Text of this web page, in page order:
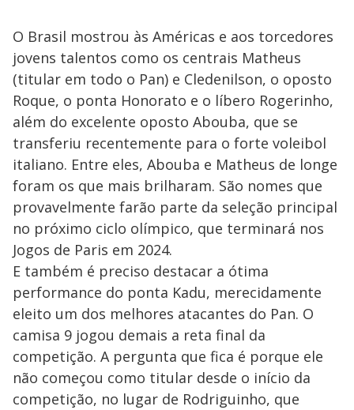
O Brasil mostrou às Américas e aos torcedores
jovens talentos como os centrais Matheus
(titular em todo o Pan) e Cledenilson, o oposto
Roque, o ponta Honorato e o líbero Rogerinho,
além do excelente oposto Abouba, que se
transferiu recentemente para o forte voleibol
italiano. Entre eles, Abouba e Matheus de longe
foram os que mais brilharam. São nomes que
provavelmente farão parte da seleção principal
no próximo ciclo olímpico, que terminará nos
Jogos de Paris em 2024.
E também é preciso destacar a ótima
performance do ponta Kadu, merecidamente
eleito um dos melhores atacantes do Pan. O
camisa 9 jogou demais a reta final da
competição. A pergunta que fica é porque ele
não começou como titular desde o início da
competição, no lugar de Rodriguinho, que